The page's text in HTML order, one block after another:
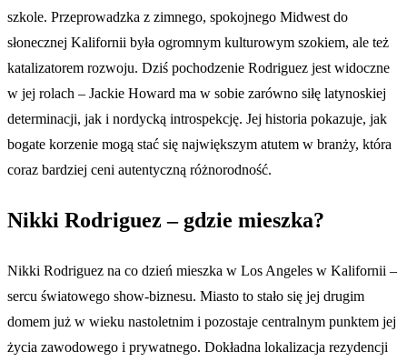
szkole. Przeprowadzka z zimnego, spokojnego Midwest do
słonecznej Kalifornii była ogromnym kulturowym szokiem, ale też
katalizatorem rozwoju. Dziś pochodzenie Rodriguez jest widoczne
w jej rolach – Jackie Howard ma w sobie zarówno siłę latynoskiej
determinacji, jak i nordycką introspekcję. Jej historia pokazuje, jak
bogate korzenie mogą stać się największym atutem w branży, która
coraz bardziej ceni autentyczną różnorodność.
Nikki Rodriguez – gdzie mieszka?
Nikki Rodriguez na co dzień mieszka w Los Angeles w Kalifornii –
sercu światowego show-biznesu. Miasto to stało się jej drugim
domem już w wieku nastoletnim i pozostaje centralnym punktem jej
życia zawodowego i prywatnego. Dokładna lokalizacja rezydencji